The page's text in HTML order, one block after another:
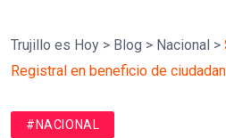
Trujillo es Hoy > Blog > Nacional >
Registral en beneficio de
#NACIONAL